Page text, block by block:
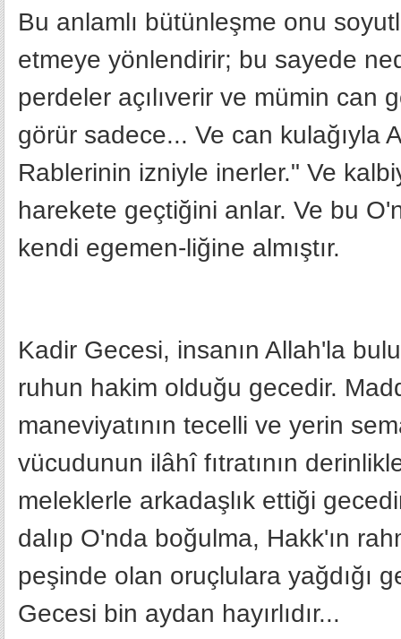
Bu anlamlı bütünleşme onu
etmeye yönlendirir; bu sayede
perdeler açılıverir ve mümin can
görür sadece... Ve can kulağıyla
Rablerinin izniyle inerler." Ve
harekete geçtiğini anlar. Ve bu
kendi egemen-liğine almıştır.
Kadir Gecesi, insanın Allah'la
ruhun hakim olduğu gecedir.
maneviyatının tecelli ve yerin
vücudunun ilâhî fıtratının
meleklerle arkadaşlık ettiği
dalıp O'nda boğulma, Hakk'ın
peşinde olan oruçlulara yağdığı
Gecesi bin aydan hayırlıdır...